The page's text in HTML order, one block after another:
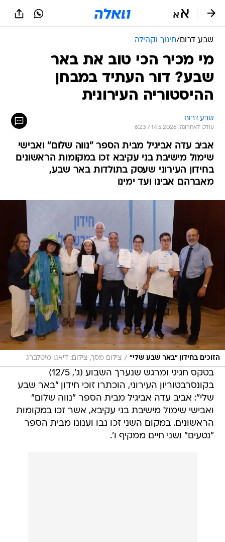
שבע דרום/חינוך וקהילה
מי מכיר הכי טוב את באר
שבע? דור העתיד במבחן
ההיסטוריה העירונית
שבע דרום
עודכן לאחרונה: 14.5.2026 / 6:23
אביב עדה אביגיל מבית הספר "נווה שלום" ואבישי
שימול מישיבת בני עקיבא זכו במקומות הראשונים
בחידון העירוני שעסק בתולדות באר שבע,
מאברהם אבינו ועד ימינו
הזוכים בחידון "באר שבע שלי" / צילום מסך, צילום: דיאגו מיטלברג
בטקס חגיגי ומרגש שנערך השבוע (ג', 12/5)
בקונסרבטוריון העירוני, הוכתרו זוכי חידון "באר שבע
שלי": אביב עדה אביגיל מבית הספר "נווה שלום"
ואבישי שימול מישיבת בני עקיבא, אשר זכו במקומות
הראשונים. במקום השני זכו נבו וענונו מבית הספר
"נטעים" ושני חיים ממקיף ו'.